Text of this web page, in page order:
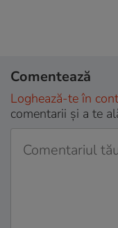
Comentează
Loghează-te în
comentarii și a te